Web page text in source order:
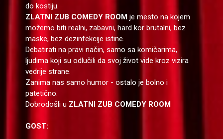
do kostiju.
ZLATNI ZUB COMEDY ROOM je mesto na kojem
možemo biti realni, zabavni, hard kor brutalni, bez
maske, bez dezinfekcije istine.
Debatirati na pravi način, samo sa komičarima,
ljudima koji su odlučili da svoj život vide kroz vizira
vedrije strane.
Zanima nas samo humor - ostalo je bolno i
patetično.
Dobrodošli u ZLATNI ZUB COMEDY ROOM
GOST: